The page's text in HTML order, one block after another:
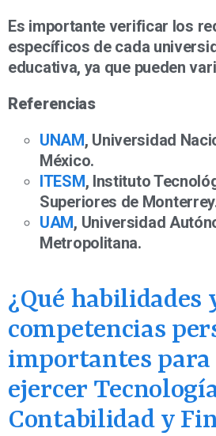
Es importante verificar los
específicos de cada
educativa, ya que pueden
Referencias
UNAM, Universidad
México.
ITESM, Instituto
Superiores de
UAM, Universidad
Metropolitana.
¿Qué habilidades
competencias
importantes
ejercer
Contabilidad y